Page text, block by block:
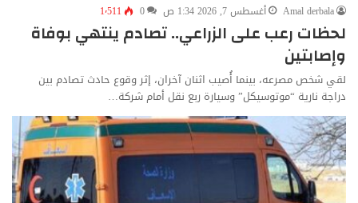
Amal derbala
أغسطس 7, 2026 1:34 ص 0 1٬511
لحظات رعب على الزراعي.. تصادم ينتهي بوفاة
وإصابتين
لقي شخص مصرعه، بينما أُصيب اثنان آخران، إثر وقوع حادث تصادم بين
دراجة نارية “موتوسيكل” وسيارة ربع نقل أمام شركة…